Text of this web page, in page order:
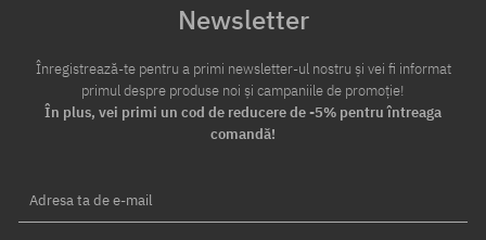
Newsletter
Înregistrează-te pentru a primi newsletter-ul nostru și vei fi informat
primul despre produse noi și campaniile de promoție!
În plus, vei primi un cod de reducere de -5% pentru întreaga
comandă!
Adresa ta de e-mail